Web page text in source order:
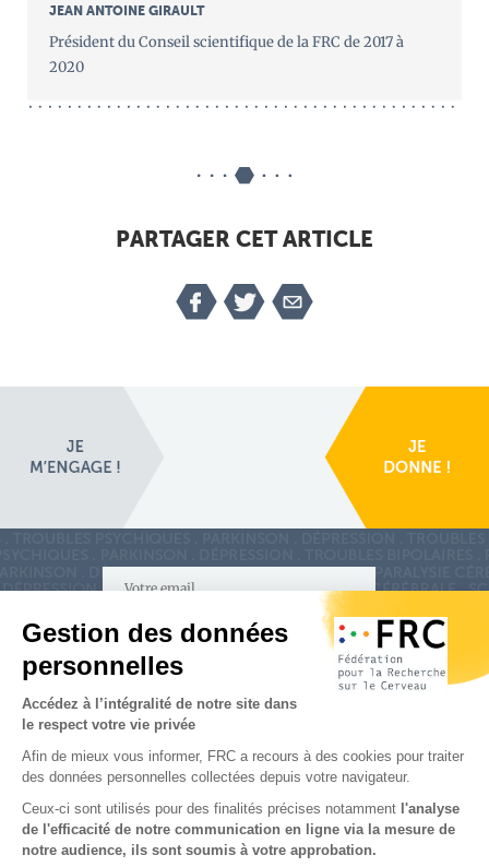
JEAN ANTOINE GIRAULT
Président du Conseil scientifique de la FRC de 2017 à
2020
PARTAGER CET ARTICLE
S'inscrire à la newsletter
les réseaux sociaux
Partenaires & Mécènes